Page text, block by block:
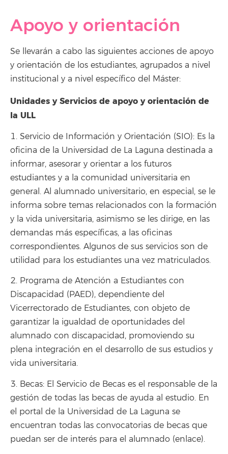
Apoyo y orientación
Se llevarán a cabo las siguientes acciones de apoyo
y orientación de los estudiantes, agrupados a nivel
institucional y a nivel específico del Máster:
Unidades y Servicios de apoyo y orientación de
la ULL
1. Servicio de Información y Orientación (SIO): Es la
oficina de la Universidad de La Laguna destinada a
informar, asesorar y orientar a los futuros
estudiantes y a la comunidad universitaria en
general. Al alumnado universitario, en especial, se le
informa sobre temas relacionados con la formación
y la vida universitaria, asimismo se les dirige, en las
demandas más específicas, a las oficinas
correspondientes. Algunos de sus servicios son de
utilidad para los estudiantes una vez matriculados.
2. Programa de Atención a Estudiantes con
Discapacidad (PAED), dependiente del
Vicerrectorado de Estudiantes, con objeto de
garantizar la igualdad de oportunidades del
alumnado con discapacidad, promoviendo su
plena integración en el desarrollo de sus estudios y
vida universitaria.
3. Becas: El Servicio de Becas es el responsable de la
gestión de todas las becas de ayuda al estudio. En
el portal de la Universidad de La Laguna se
encuentran todas las convocatorias de becas que
puedan ser de interés para el alumnado (enlace).